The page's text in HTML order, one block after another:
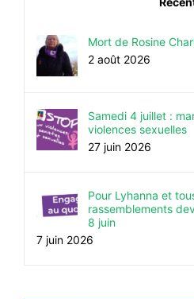
Mort de Rosine
2 août 2026
Samedi 4 juillet :
violences sexuelles
27 juin 2026
Pour Lyhanna et
rassemblements
8 juin
7 juin 2026